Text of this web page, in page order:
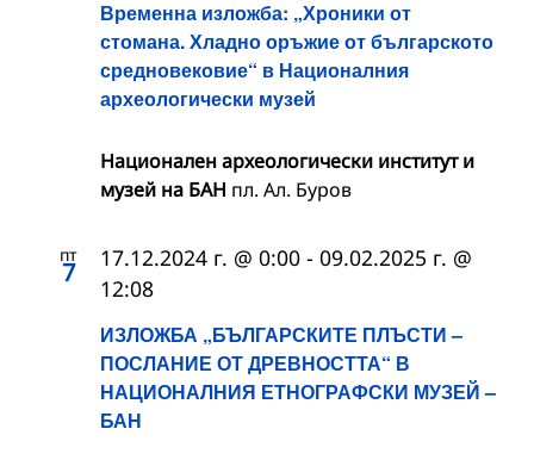
Временна изложба: „Хроники от
стомана. Хладно оръжие от българското
средновековие“ в Националния
археологически музей
Национален археологически институт и
музей на БАН пл. Ал. Буров
пт
7
ИЗЛОЖБА „БЪЛГАРСКИТЕ ПЛЪСТИ –
ПОСЛАНИЕ ОТ ДРЕВНОСТТА“ В
НАЦИОНАЛНИЯ ЕТНОГРАФСКИ МУЗЕЙ –
БАН
17.12.2024 г. @ 0:00 - 09.02.2025 г. @
12:08